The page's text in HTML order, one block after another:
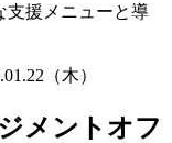
支援メニューと導
（木）
メントオフ